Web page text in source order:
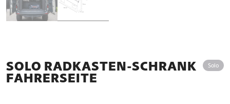
SOLO RADKASTEN-SCHRANK
FAHRERSEITE
Solo